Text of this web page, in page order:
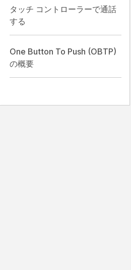
タッチ コントローラーで通話
する
One Button To Push (OBTP)
の概要